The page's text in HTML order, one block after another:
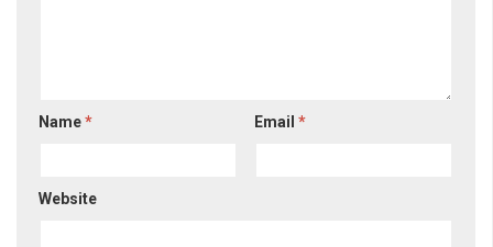
Name* Email*
Website